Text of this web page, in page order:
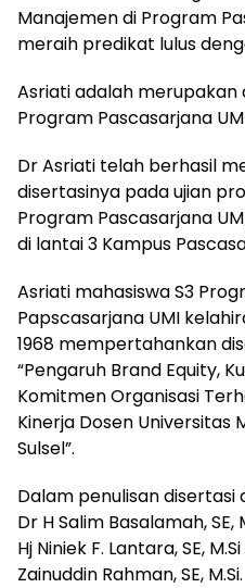
Manajemen di Program
meraih predikat lulus
Asriati adalah
Program Pascasarjana
Dr Asriati telah berhasil
disertasinya pada ujian
Program Pascasarjana
di lantai 3 Kampus
Asriati mahasiswa S3
Papscasarjana UMI
1968 mempertahankan
“Pengaruh Brand Equity,
Komitmen Organisasi
Kinerja Dosen Universitas
Sulsel”.
Dalam penulisan
Dr H Salim Basalamah,
Hj Niniek F. Lantara, SE,
Zainuddin Rahman, SE, M.Si.